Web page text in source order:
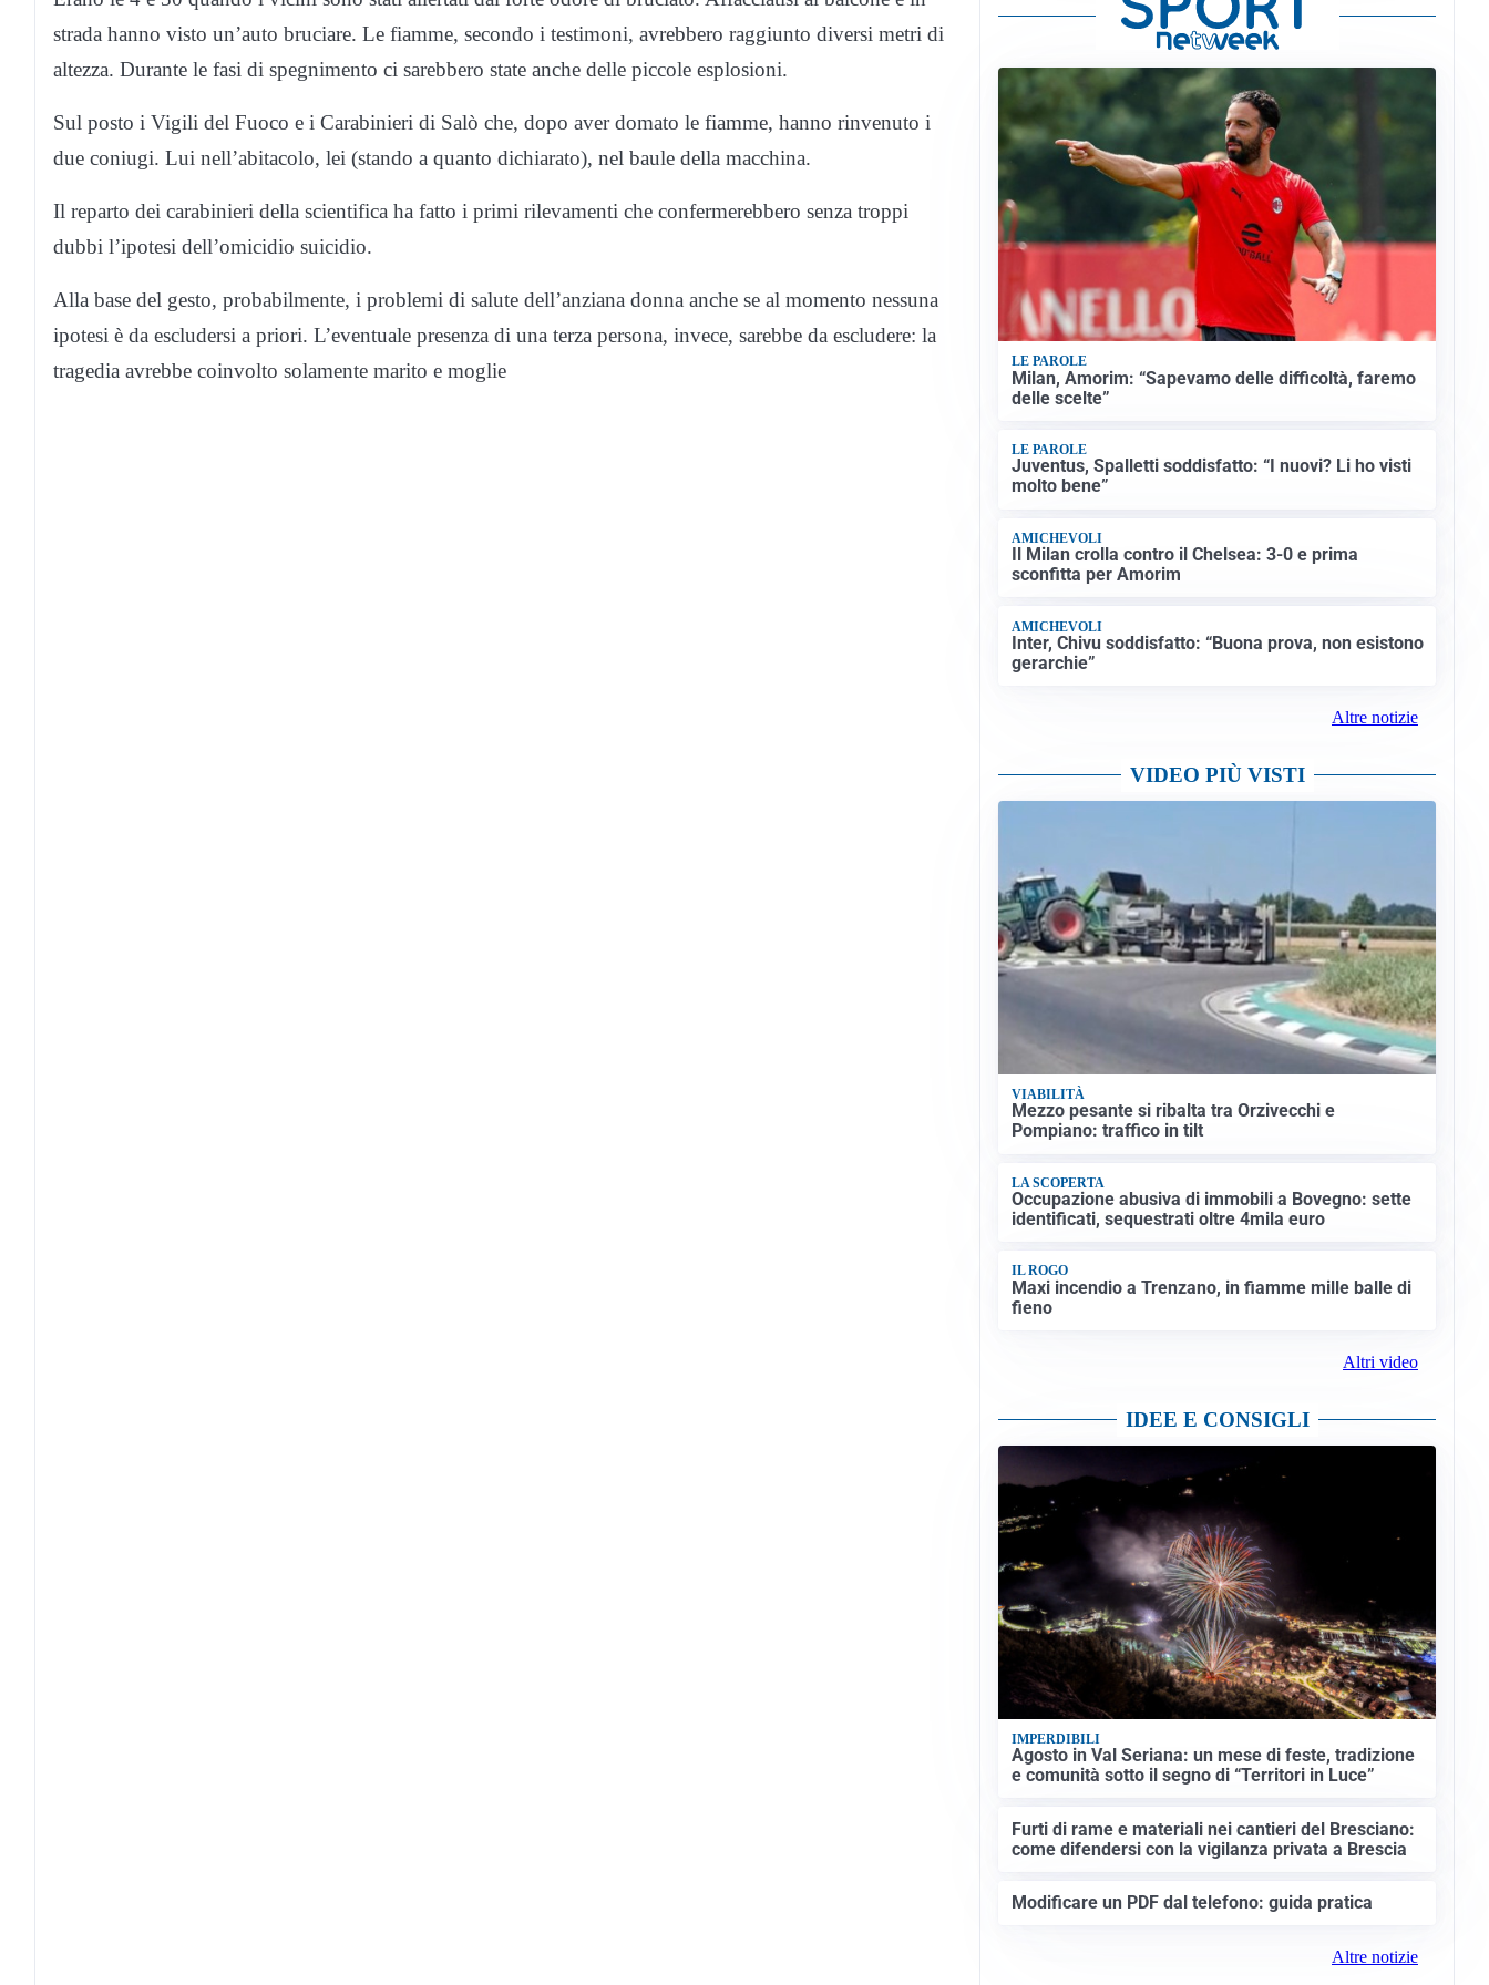
strada hanno visto un’auto bruciare. Le fiamme, secondo i testimoni, avrebbero raggiunto diversi metri di
altezza. Durante le fasi di spegnimento ci sarebbero state anche delle piccole esplosioni.
Sul posto i Vigili del Fuoco e i Carabinieri di Salò che, dopo aver domato le fiamme, hanno rinvenuto i
due coniugi. Lui nell’abitacolo, lei (stando a quanto dichiarato), nel baule della macchina.
Il reparto dei carabinieri della scientifica ha fatto i primi rilevamenti che confermerebbero senza troppi
dubbi l’ipotesi dell’omicidio suicidio.
Alla base del gesto, probabilmente, i problemi di salute dell’anziana donna anche se al momento nessuna
ipotesi è da escludersi a priori. L’eventuale presenza di una terza persona, invece, sarebbe da escludere: la
tragedia avrebbe coinvolto solamente marito e moglie
LE PAROLE
Milan, Amorim: “Sapevamo delle difficoltà, faremo
delle scelte”
LE PAROLE
Juventus, Spalletti soddisfatto: “I nuovi? Li ho visti
molto bene”
AMICHEVOLI
Il Milan crolla contro il Chelsea: 3-0 e prima
sconfitta per Amorim
AMICHEVOLI
Inter, Chivu soddisfatto: “Buona prova, non esistono
gerarchie”
Altre notizie
VIDEO PIÙ VISTI
VIABILITÀ
Mezzo pesante si ribalta tra Orzivecchi e
Pompiano: traffico in tilt
LA SCOPERTA
Occupazione abusiva di immobili a Bovegno: sette
identificati, sequestrati oltre 4mila euro
IL ROGO
Maxi incendio a Trenzano, in fiamme mille balle di
fieno
Altri video
IDEE E CONSIGLI
IMPERDIBILI
Agosto in Val Seriana: un mese di feste, tradizione
e comunità sotto il segno di “Territori in Luce”
Furti di rame e materiali nei cantieri del Bresciano:
come difendersi con la vigilanza privata a Brescia
Modificare un PDF dal telefono: guida pratica
Altre notizie